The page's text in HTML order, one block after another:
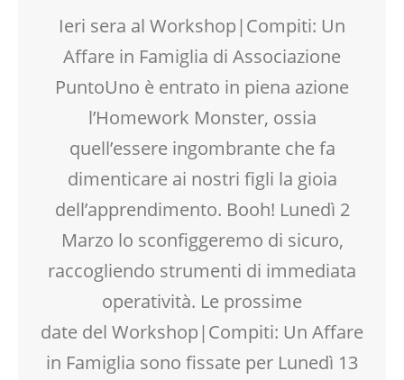
MOOD BOX
PEDAGOGIA
SCUOLA
SOCIALIZZAZIONE
TEMPO LIBERO
VIA FARUFFINI
Ieri sera al Workshop|Compiti: Un
Affare in Famiglia di Associazione
PuntoUno è entrato in piena azione
l’Homework Monster, ossia
quell’essere ingombrante che fa
dimenticare ai nostri figli la gioia
dell’apprendimento. Booh! Lunedì 2
Marzo lo sconfiggeremo di sicuro,
raccogliendo strumenti di immediata
operatività. Le prossime
date del Workshop|Compiti: Un Affare
in Famiglia sono fissate per Lunedì 13